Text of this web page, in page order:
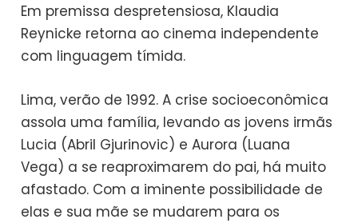
Em premissa despretensiosa, Klaudia
Reynicke retorna ao cinema independente
com linguagem tímida.
Lima, verão de 1992. A crise socioeconômica
assola uma família, levando as jovens irmãs
Lucia (Abril Gjurinovic) e Aurora (Luana
Vega) a se reaproximarem do pai, há muito
afastado. Com a iminente possibilidade de
elas e sua mãe se mudarem para os